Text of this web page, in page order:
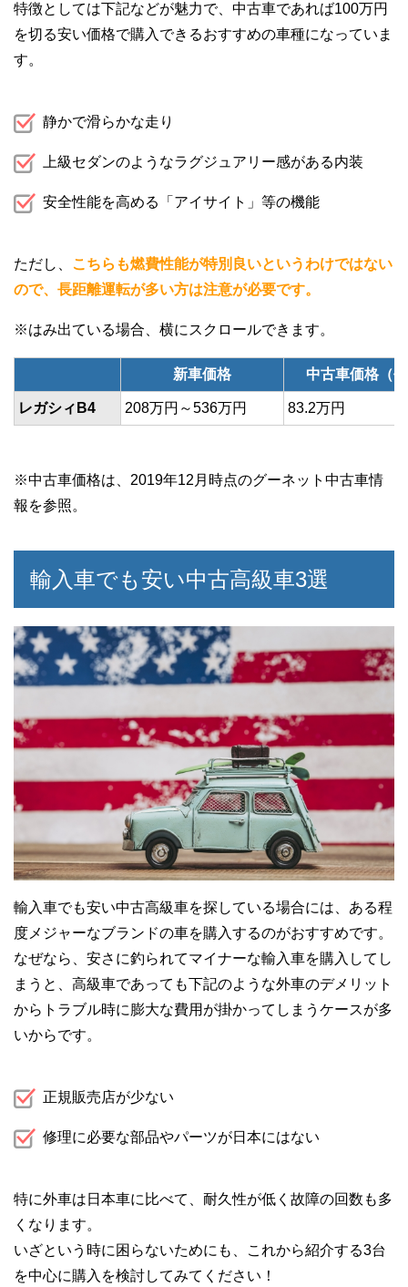
特徴としては下記などが魅力で、中古車であれば100万円
を切る安い価格で購入できるおすすめの車種になっていま
す。
静かで滑らかな走り
上級セダンのようなラグジュアリー感がある内装
安全性能を高める「アイサイト」等の機能
ただし、 こちらも燃費性能が特別良いというわけではない
ので、長距離運転が多い方は注意が必要です。
新車価格 中古車価格（
レガシィB4 208万円～536万円 83.2万円
※中古車価格は、2019年12月時点のグーネット中古車情
報を参照。
輸入車でも安い中古高級車3選
輸入車でも安い中古高級車を探している場合には、ある程
度メジャーなブランドの車を購入するのがおすすめです。
なぜなら、安さに釣られてマイナーな輸入車を購入してし
まうと、高級車であっても下記のような外車のデメリット
からトラブル時に膨大な費用が掛かってしまうケースが多
いからです。
正規販売店が少ない
修理に必要な部品やパーツが日本にはない
特に外車は日本車に比べて、耐久性が低く故障の回数も多
くなります。
いざという時に困らないためにも、これから紹介する3台
を中心に購入を検討してみてください！